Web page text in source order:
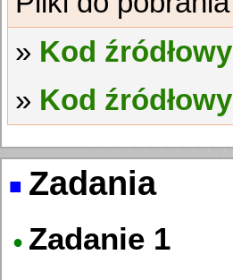
Kod źródłowy
Kod źródłowy
Zadania
Zadanie 1